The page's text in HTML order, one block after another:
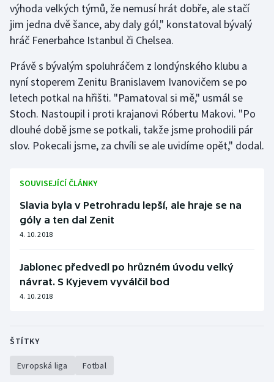
Veslování
Vodní slalom
Volejbal
Ostatní
výhoda velkých týmů, že nemusí hrát dobře, ale stačí
jim jedna dvě šance, aby daly gól," konstatoval bývalý
hráč Fenerbahce Istanbul či Chelsea.
Právě s bývalým spoluhráčem z londýnského klubu a
nyní stoperem Zenitu Branislavem Ivanovičem se po
letech potkal na hřišti. "Pamatoval si mě," usmál se
Stoch. Nastoupil i proti krajanovi Róbertu Makovi. "Po
dlouhé době jsme se potkali, takže jsme prohodili pár
slov. Pokecali jsme, za chvíli se ale uvidíme opět," dodal.
SOUVISEJÍCÍ ČLÁNKY
Slavia byla v Petrohradu lepší, ale hraje se na
góly a ten dal Zenit
4. 10. 2018
Jablonec předvedl po hrůzném úvodu velký
návrat. S Kyjevem vyválčil bod
4. 10. 2018
ŠTÍTKY
Evropská liga Fotbal